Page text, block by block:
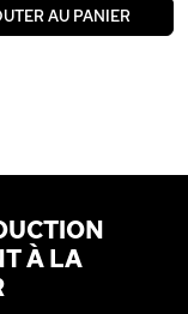
AU PANIER
À LA